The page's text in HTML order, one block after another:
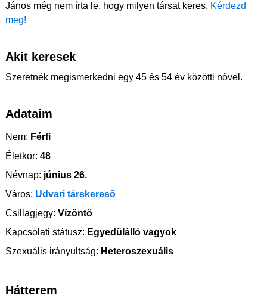
János még nem írta le, hogy milyen társat keres. Kérdezd
meg!
Akit keresek
Szeretnék megismerkedni egy 45 és 54 év közötti nővel.
Adataim
Nem: Férfi
Életkor: 48
Névnap: június 26.
Város: Udvari társkereső
Csillagjegy: Vízöntő
Kapcsolati státusz: Egyedülálló vagyok
Szexuális irányultság: Heteroszexuális
Hátterem